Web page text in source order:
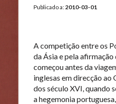
Publicado a: 2010-03-01
A competição entre os
da Ásia e pela
começou antes da
inglesas em direcção ao
dos século XVI, quando
a hegemonia